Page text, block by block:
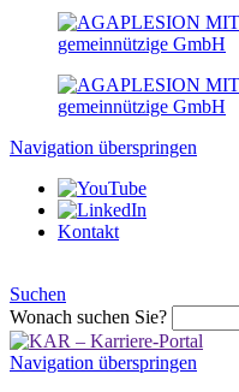
Navigation überspringen
Kontakt
Suchen
Wonach suchen Sie?
Navigation überspringen